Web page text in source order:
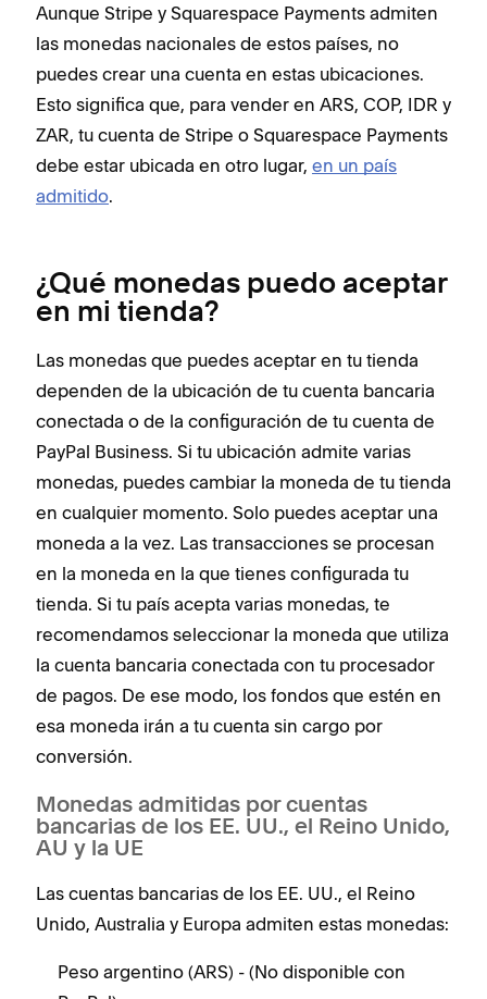
Aunque Stripe y Squarespace Payments admiten
las monedas nacionales de estos países, no
puedes crear una cuenta en estas ubicaciones.
Esto significa que, para vender en ARS, COP, IDR y
ZAR, tu cuenta de Stripe o Squarespace Payments
debe estar ubicada en otro lugar, en un país
admitido.
¿Qué monedas puedo aceptar
en mi tienda?
Las monedas que puedes aceptar en tu tienda
dependen de la ubicación de tu cuenta bancaria
conectada o de la configuración de tu cuenta de
PayPal Business. Si tu ubicación admite varias
monedas, puedes cambiar la moneda de tu tienda
en cualquier momento. Solo puedes aceptar una
moneda a la vez. Las transacciones se procesan
en la moneda en la que tienes configurada tu
tienda. Si tu país acepta varias monedas, te
recomendamos seleccionar la moneda que utiliza
la cuenta bancaria conectada con tu procesador
de pagos. De ese modo, los fondos que estén en
esa moneda irán a tu cuenta sin cargo por
conversión.
Monedas admitidas por cuentas
bancarias de los EE. UU., el Reino Unido,
AU y la UE
Las cuentas bancarias de los EE. UU., el Reino
Unido, Australia y Europa admiten estas monedas:
Peso argentino (ARS) - (No disponible con